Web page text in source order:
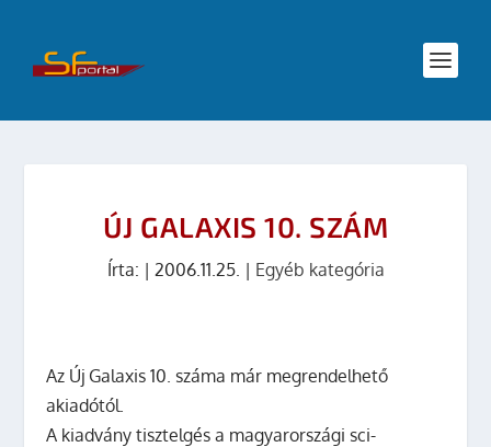
ÚJ GALAXIS 10. SZÁM
Írta: | 2006.11.25. | Egyéb kategória
Az Új Galaxis 10. száma már megrendelhető
akiadótól.
A kiadvány tisztelgés a magyarországi sci-